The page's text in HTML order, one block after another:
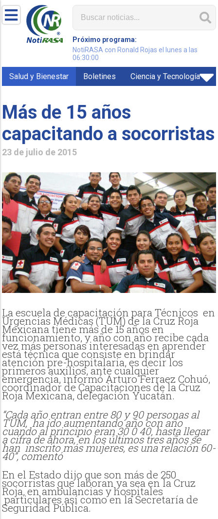
Próximo programa:
NotiRASA con Ronald Rojas el lunes a las
06:30:00
Salud y Bienestar Boletines Ciencia y Tecnología
Más de 15 años
capacitando a socorristas
23 de julio de 2015
La escuela de capacitación para Técnicos en
Urgencias Médicas (TUM) de la Cruz Roja
Mexicana tiene más de 15 años en
funcionamiento, y año con año recibe cada
vez más personas interesadas en aprender
está técnica que consiste en brindar
atención pre-hospitalaria, es decir los
primeros auxilios, ante cualquier
emergencia, informó Arturo Ferraez Cohuó,
coordinador de Capacitaciones de la Cruz
Roja Mexicana, delegación Yucatán.
“Cada año entran entre 80 y 90 personas al
TUM, ha ido aumentando año con año
cuando al principio eran 30 0 40, hasta llegar
a cifra de ahora, en los últimos tres años se
han inscrito más mujeres, es una relación 60-
40”, comentó
En el Estado dijo que son más de 250
socorristas que laboran ya sea en la Cruz
Roja, en ambulancias y hospitales
particulares así como en la Secretaría de
Seguridad Pública.